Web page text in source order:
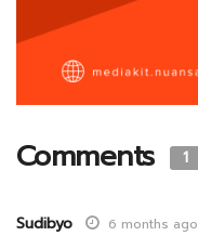
Comments 1
Sudibyo 6 months ago